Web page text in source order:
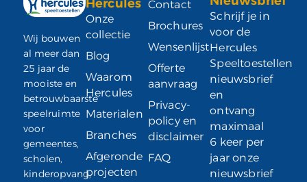
Wij bouwen
al meer dan
25 jaar de
mooiste en
betrouwbaarste
speelruimte
voor
gemeentes,
scholen,
kinderopvang,
Hercules
Onze
collectie
Blog
Waarom
Hercules
Materialen
Branches
Afgeronde
projecten
Contact
Brochures
Wensenlijst
Offerte
aanvraag
Privacy-
policy en
disclaimer
FAQ
Schrijf je in
voor de
Hercules
Speeltoestellen
nieuwsbrief
en
ontvang
maximaal
6 keer per
jaar onze
nieuwsbrief